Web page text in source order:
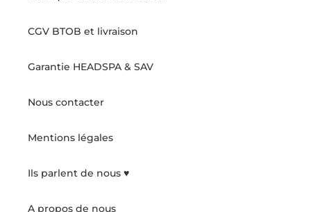
CGV BTOB et livraison
Garantie HEADSPA & SAV
Nous contacter
Mentions légales
Ils parlent de nous ♥️
A propos de nous